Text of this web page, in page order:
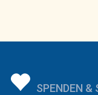
SPENDEN &